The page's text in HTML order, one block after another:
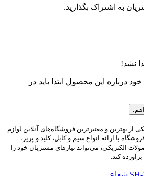
به اشتراک بگذارید.
نشد!
درباره این محصول ابتدا باید در
از بهترین و معتبرترین فروشگاه‌های آنلاین لوازم
با ارائه انواع سیم و کابل، کلید و پریز،
الکتریکی، می‌تواند نیازهای مشتریان خود را
کند.